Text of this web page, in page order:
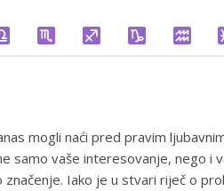
mogli naći pred pravim
samo vaše interesovanje, nego i
Iako je u stvari riječ o